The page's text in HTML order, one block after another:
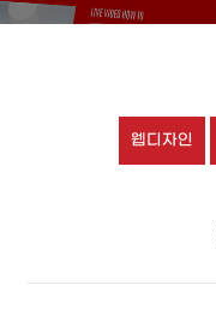
웹디자인